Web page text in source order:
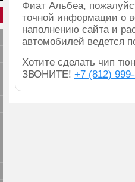
Фиат Альбеа,
точной информации о
наполнению сайта и
автомобилей ведется
Хотите сделать чип
ЗВОНИТЕ! +7 (812)